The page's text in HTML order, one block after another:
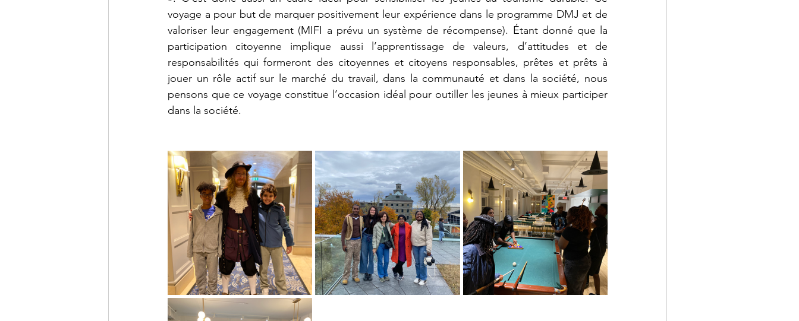
voyage a pour but de marquer positivement leur expérience dans le programme DMJ et de
valoriser leur engagement (MIFI a prévu un système de récompense). Étant donné que la
participation citoyenne implique aussi l’apprentissage de valeurs, d’attitudes et de
responsabilités qui formeront des citoyennes et citoyens responsables, prêtes et prêts à
jouer un rôle actif sur le marché du travail, dans la communauté et dans la société, nous
pensons que ce voyage constitue l’occasion idéal pour outiller les jeunes à mieux participer
dans la société.